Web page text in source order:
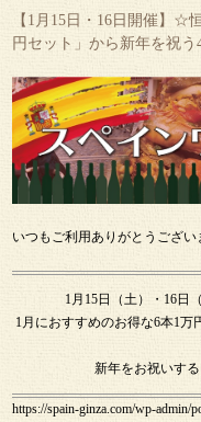
【1月15日・16日開催】☆
円セット」から新年を祝う
いつもご利用ありがとうござい
1月15日（土）・16日
1月におすすめのお得な6本1
新年をお祝いす
https://spain-ginza.com/wp-admin/